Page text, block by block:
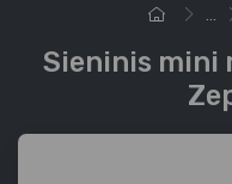
...
Sieninis mini